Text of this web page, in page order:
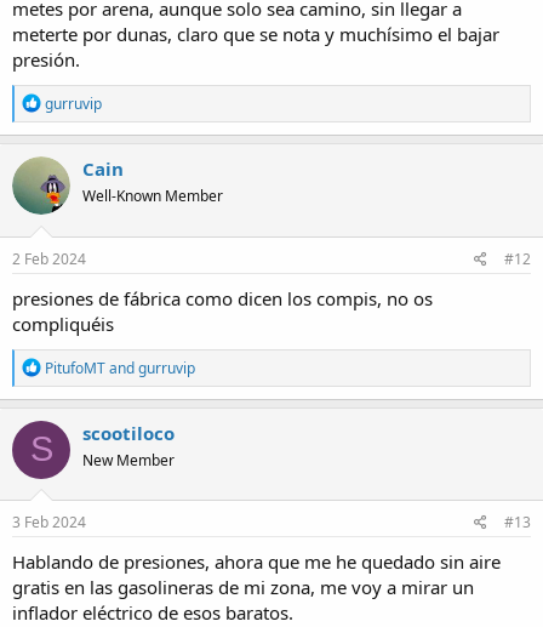
metes por arena, aunque solo sea camino, sin llegar a
meterte por dunas, claro que se nota y muchísimo el bajar
presión.
R
e
a
c
t
i
o
n
s
gurruvip
Cain
Well-Known Member
2 Feb 2024 #12
presiones de fábrica como dicen los compis, no os
compliquéis
R
e
a
c
t
i
o
n
s
PitufoMTandgurruvip
S scootiloco
New Member
3 Feb 2024 #13
Hablando de presiones, ahora que me he quedado sin aire
gratis en las gasolineras de mi zona, me voy a mirar un
inflador eléctrico de esos baratos.